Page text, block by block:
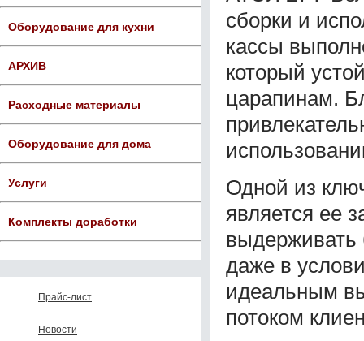
Оборудование для кухни
АРХИВ
Расходные материалы
Оборудование для дома
Услуги
Комплекты доработки
Прайс-лист
Новости
сборки и
кассы
который
царапинам.
Одной из
является ее
выдерживать
даже в
идеальным
потоком